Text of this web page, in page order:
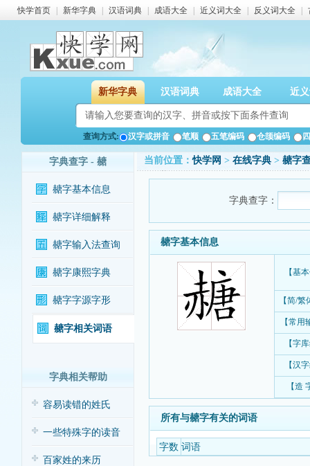
快学首页 新华字典 汉语词典 成语大全 近义词大全 反义词大全
新华字典 汉语词典 成语大全 近
查询方式: 汉字或拼音 笔顺 五笔编码 仓颉编码
字典查字 - 赯
赯字基本信息
赯字详细解释
赯字输入法查询
赯字康熙字典
赯字字源字形
赯字相关词语
字典相关帮助
容易读错的姓氏
一些特殊字的读音
百家姓的来历
当前位置：快学网 > 在线字典 > 赯字
字典查字：
赯字基本信息
【基
【简/
【常用
【字
【汉
【造
所有与赯字有关的词语
字数 词语